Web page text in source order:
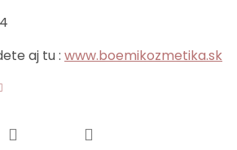
aj tu : www.boemikozmetika.sk